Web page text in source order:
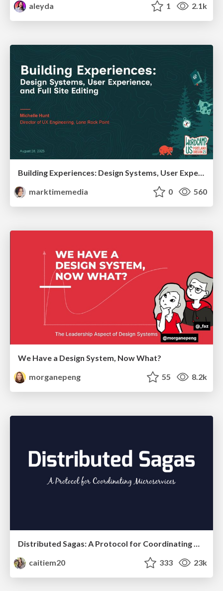
aleyda
1 2.1k
Building Experiences: Design Systems, User Experience, and Full Site Editing
marktimemedia
0 560
We Have a Design System, Now What?
morganepeng
55 8.2k
caitiem20
333 23k